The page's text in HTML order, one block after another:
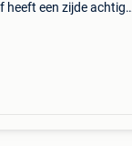
heeft een zijde achtige